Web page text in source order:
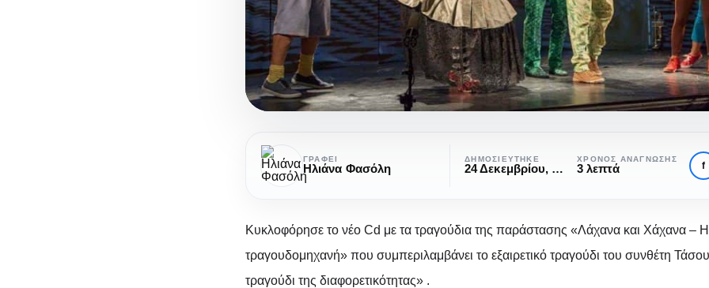
Χριστούγεννα
με
τα
και
τα
Χάχανα,
ΓΡΆΦΕΙ
Ηλιάνα Φασόλη
ΔΗΜΟΣΙΕΎΤΗΚΕ
24 Δεκεμβρίου, 2016
ΧΡΌΝΟΣ ΑΝΆΓΝΩΣΗΣ
3 λεπτά f
Κυκλοφόρησε το νέο Cd με τα τραγούδια της παράστασης «Λάχανα και Χάχανα – Η
τραγουδομηχανή» που συμπεριλαμβάνει το εξαιρετικό τραγούδι του συνθέτη
τραγούδι της διαφορετικότητας» .